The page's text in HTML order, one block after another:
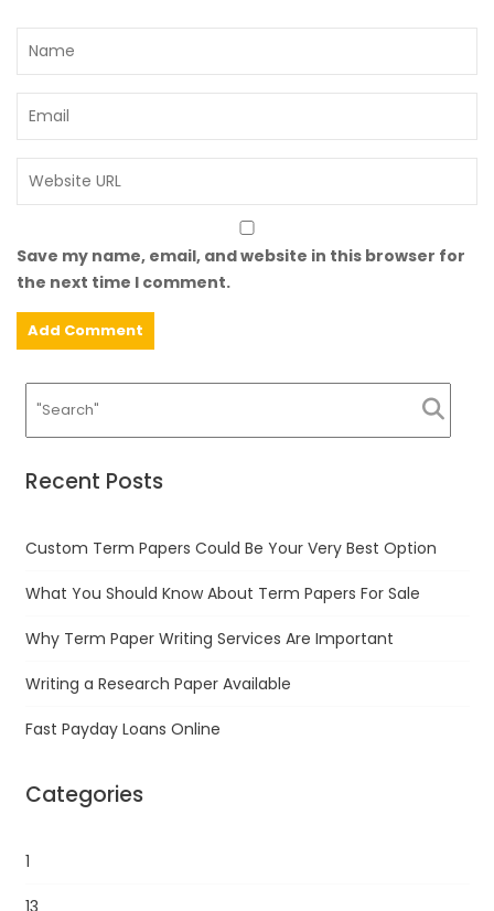
Save my name, email, and website in this browser for
the next time I comment.
Recent Posts
Custom Term Papers Could Be Your Very Best Option
What You Should Know About Term Papers For Sale
Why Term Paper Writing Services Are Important
Writing a Research Paper Available
Fast Payday Loans Online
Categories
1
13